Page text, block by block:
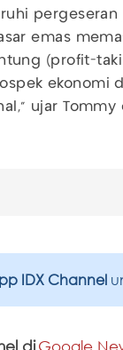
emas
(profit-
ekonomi
ujar
IDX Channel